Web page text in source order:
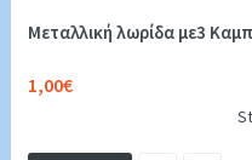
Μεταλλική λωρίδα με3
1,00€